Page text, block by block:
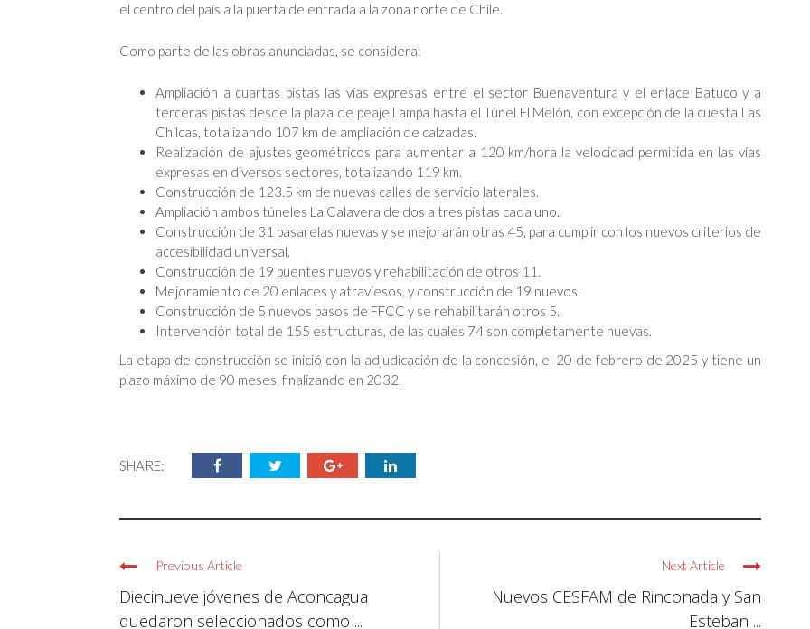
el centro del país a la puerta de entrada a la zona norte de Chile.
Como parte de las obras anunciadas, se considera:
Ampliación a cuartas pistas las vías expresas entre el sector Buenaventura y el enlace Batuco y a
terceras pistas desde la plaza de peaje Lampa hasta el Túnel El Melón, con excepción de la cuesta Las
Chilcas, totalizando 107 km de ampliación de calzadas.
Realización de ajustes geométricos para aumentar a 120 km/hora la velocidad permitida en las vías
expresas en diversos sectores, totalizando 119 km.
Construcción de 123.5 km de nuevas calles de servicio laterales.
Ampliación ambos túneles La Calavera de dos a tres pistas cada uno.
Construcción de 31 pasarelas nuevas y se mejorarán otras 45, para cumplir con los nuevos criterios de
accesibilidad universal.
Construcción de 19 puentes nuevos y rehabilitación de otros 11.
Mejoramiento de 20 enlaces y atraviesos, y construcción de 19 nuevos.
Construcción de 5 nuevos pasos de FFCC y se rehabilitarán otros 5.
Intervención total de 155 estructuras, de las cuales 74 son completamente nuevas.
La etapa de construcción se inició con la adjudicación de la concesión, el 20 de febrero de 2025 y tiene un
plazo máximo de 90 meses, finalizando en 2032.
SHARE:
Previous Article
Diecinueve jóvenes de Aconcagua
quedaron seleccionados como ...
Next Article
Nuevos CESFAM de Rinconada y San
Esteban ...